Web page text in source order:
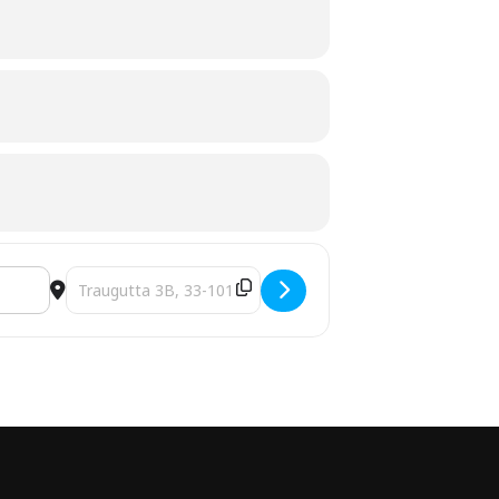
Destination Address - zakończ wakacje z jaskółkami ! -